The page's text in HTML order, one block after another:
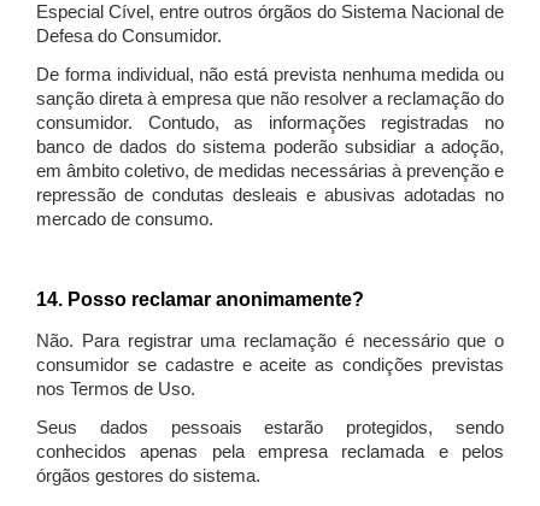
Especial Cível, entre outros órgãos do Sistema Nacional de
Defesa do Consumidor.
De forma individual, não está prevista nenhuma medida ou
sanção direta à empresa que não resolver a reclamação do
consumidor. Contudo, as informações registradas no
banco de dados do sistema poderão subsidiar a adoção,
em âmbito coletivo, de medidas necessárias à prevenção e
repressão de condutas desleais e abusivas adotadas no
mercado de consumo.
14. Posso reclamar anonimamente?
Não. Para registrar uma reclamação é necessário que o
consumidor se cadastre e aceite as condições previstas
nos Termos de Uso.
Seus dados pessoais estarão protegidos, sendo
conhecidos apenas pela empresa reclamada e pelos
órgãos gestores do sistema.